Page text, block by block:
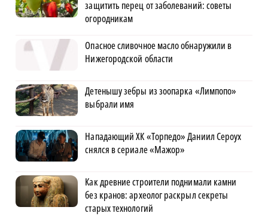
защитить перец от заболеваний: советы
огородникам
Опасное сливочное масло обнаружили в
Нижегородской области
Детенышу зебры из зоопарка «Лимпопо»
выбрали имя
Нападающий ХК «Торпедо» Даниил Сероух
снялся в сериале «Мажор»
Как древние строители поднимали камни
без кранов: археолог раскрыл секреты
старых технологий